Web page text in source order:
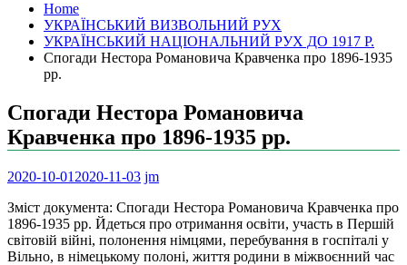
Home
УКРАЇНСЬКИЙ ВИЗВОЛЬНИЙ РУХ
УКРАЇНСЬКИЙ НАЦІОНАЛЬНИЙ РУХ ДО 1917 Р.
Спогади Нестора Романовича Кравченка про 1896-1935
рр.
Спогади Нестора Романовича
Кравченка про 1896-1935 рр.
2020-10-01 2020-11-03 jm
Зміст документа: Спогади Нестора Романовича Кравченка про
1896-1935 рр. Йдеться про отримання освіти, участь в Першій
світовій війні, полонення німцями, перебування в госпіталі у
Вільно, в німецькому полоні, життя родини в міжвоєнний час